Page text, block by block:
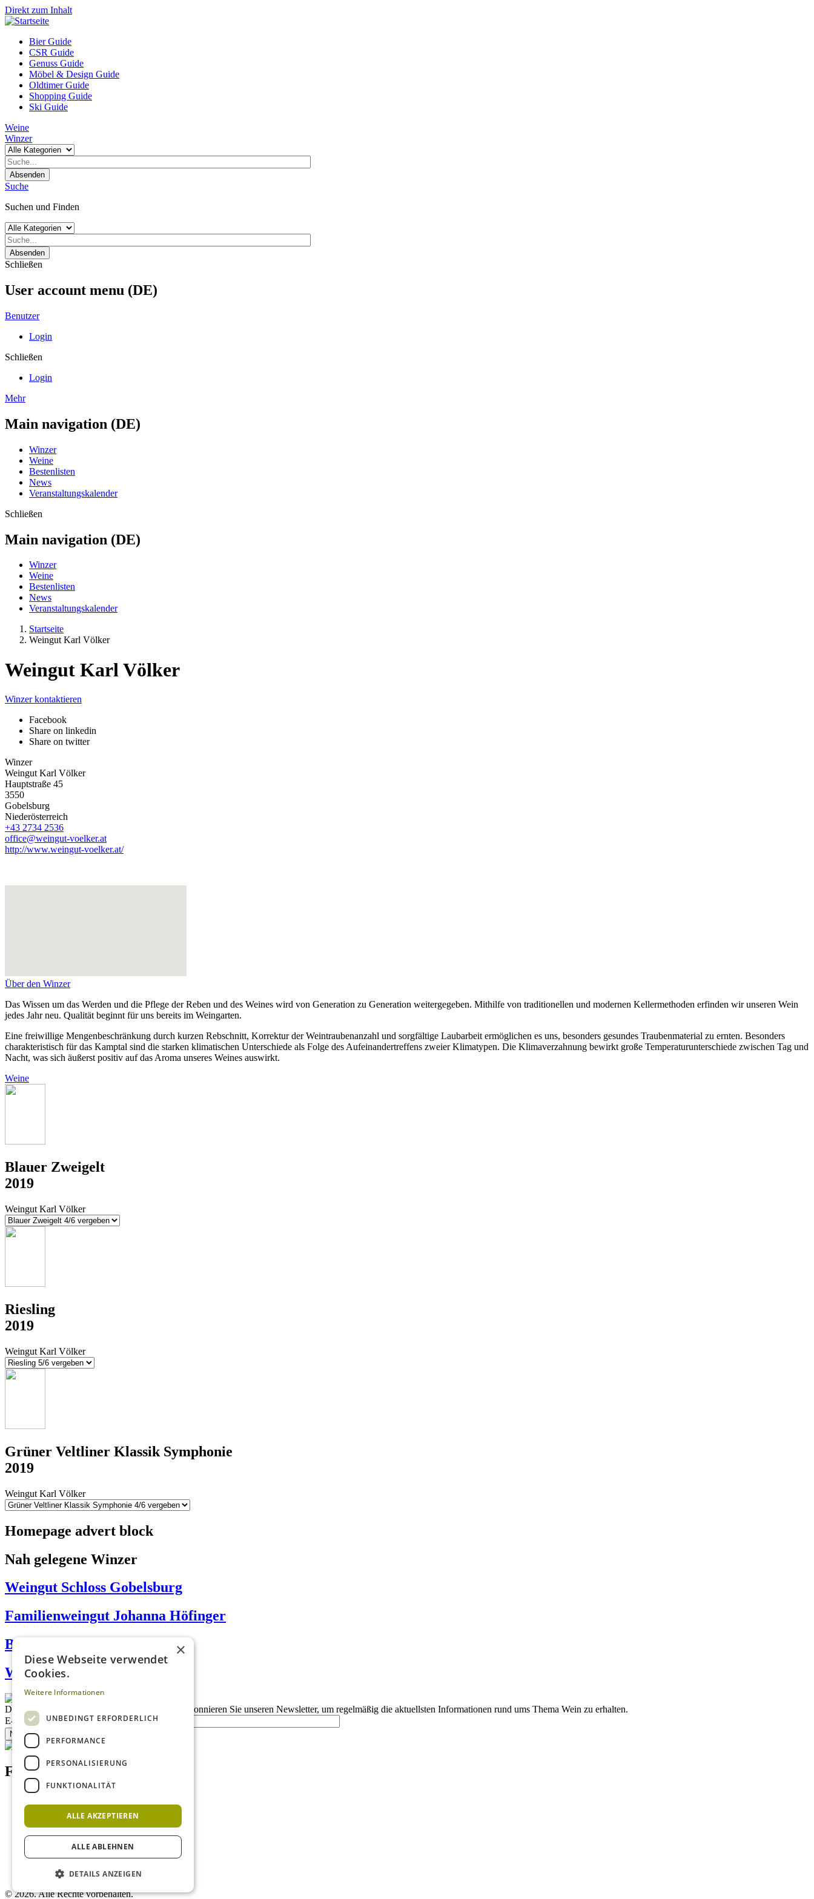
Direkt zum Inhalt
Bier Guide
CSR Guide
Genuss Guide
Möbel & Design Guide
Oldtimer Guide
Shopping Guide
Ski Guide
Weine
Winzer
Absenden
Suche
Suchen und Finden
Absenden
Schließen
User account menu (DE)
Benutzer
Login
Schließen
Login
Mehr
Main navigation (DE)
Winzer
Weine
Bestenlisten
News
Veranstaltungskalender
Schließen
Main navigation (DE)
Winzer
Weine
Bestenlisten
News
Veranstaltungskalender
Startseite
Weingut Karl Völker
Weingut Karl Völker
Winzer kontaktieren
Facebook
Share on linkedin
Share on twitter
Winzer
Weingut Karl Völker
Hauptstraße 45
3550
Gobelsburg
Niederösterreich
+43 2734 2536
office@weingut-voelker.at
http://www.weingut-voelker.at/
Über den Winzer
Das Wissen um das Werden und die Pflege der Reben und des Weines wird von Generation zu Generation weitergegeben. Mithilfe von traditionellen und modernen Kellermethoden erfinden wir unseren Wein
jedes Jahr neu. Qualität beginnt für uns bereits im Weingarten.
Eine freiwillige Mengenbeschränkung durch kurzen Rebschnitt, Korrektur der Weintraubenanzahl und sorgfältige Laubarbeit ermöglichen es uns, besonders gesundes Traubenmaterial zu ernten. Besonders
charakteristisch für das Kamptal sind die starken klimatischen Unterschiede als Folge des Aufeinandertreffens zweier Klimatypen. Die Klimaverzahnung bewirkt große Temperaturunterschiede zwischen Tag und
Nacht, was sich äußerst positiv auf das Aroma unseres Weines auswirkt.
Weine
Blauer Zweigelt
2019
Weingut Karl Völker
Riesling
2019
Weingut Karl Völker
Grüner Veltliner Klassik Symphonie
2019
Weingut Karl Völker
Homepage advert block
Nah gelegene Winzer
Weingut Schloss Gobelsburg
Familienweingut Johanna Höfinger
BIO Weingut Amon
Weingut Andreas Schmid
Description
Abonnieren Sie unseren Newsletter, um regelmäßig die aktuellsten Informationen rund ums Thema Wein zu erhalten.
E-Mail
Newsletter bestellen
Footer menu (DE)
Nutzungsbedingungen
Impressum
Mediadaten Rotweinguide
Newsletter
©2026. Alle Rechte vorbehalten.
×
Diese Webseite verwendet
Cookies.
Weitere Informationen
UNBEDINGT ERFORDERLICH
PERFORMANCE
PERSONALISIERUNG
FUNKTIONALITÄT
ALLE AKZEPTIEREN
ALLE ABLEHNEN
DETAILS ANZEIGEN